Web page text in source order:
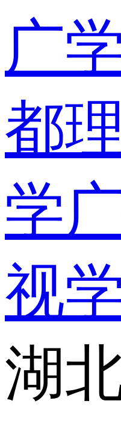
广
都
学
视
湖